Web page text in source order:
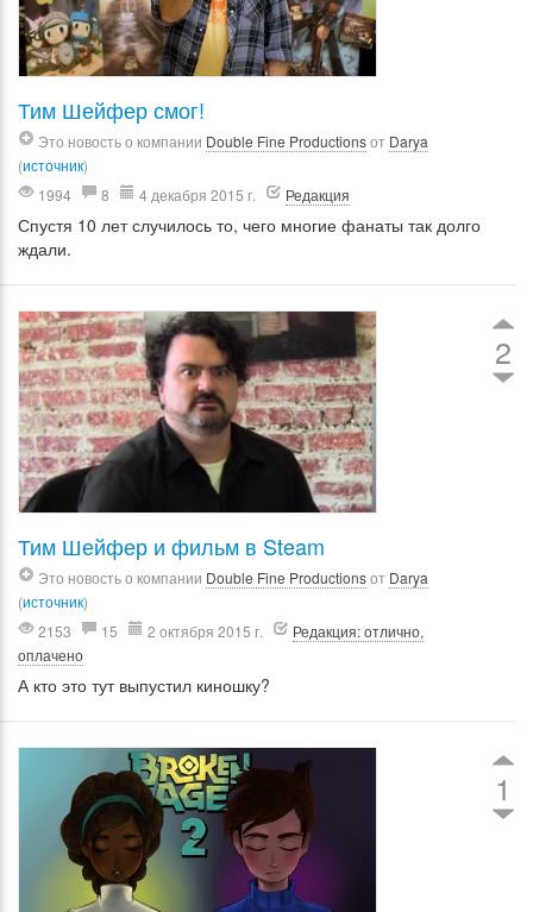
Тим Шейфер смог!
Это новость о компании Double Fine Productionsот Darya
(источник)
1994
8 4 декабря 2015 г. Редакция
Спустя 10 лет случилось то, чего многие фанаты так долго
ждали.
2
Тим Шейфер и фильм в Steam
Это новость о компании Double Fine Productionsот Darya
(источник)
2153
15 2 октября 2015 г.
Редакция: отлично,
оплачено
А кто это тут выпустил киношку?
1